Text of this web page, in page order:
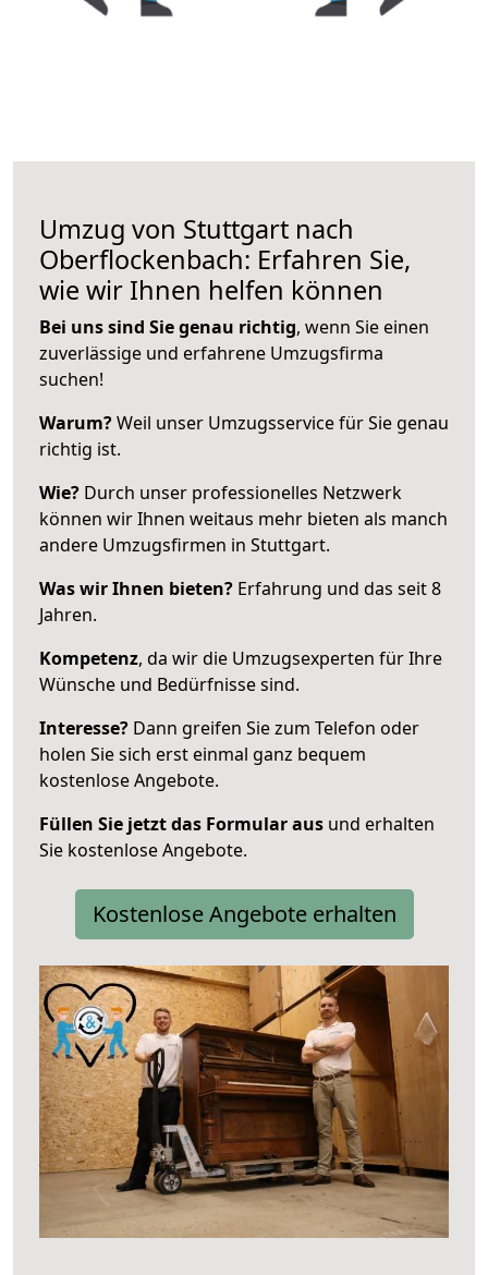
Umzug von Stuttgart nach
Oberflockenbach: Erfahren Sie,
wie wir Ihnen helfen können
Bei uns sind Sie genau richtig, wenn Sie einen
zuverlässige und erfahrene Umzugsfirma
suchen!
Warum?Weil unser Umzugsservice für Sie genau
richtig ist.
Wie? Durch unser professionelles Netzwerk
können wir Ihnen weitaus mehr bieten als manch
andere Umzugsfirmen in Stuttgart.
Was wir Ihnen bieten? Erfahrung und das seit 8
Jahren.
Kompetenz, da wir die Umzugsexperten für Ihre
Wünsche und Bedürfnisse sind.
Interesse? Dann greifen Sie zum Telefon oder
holen Sie sich erst einmal ganz bequem
kostenlose Angebote.
Füllen Sie jetzt das Formular aus und erhalten
Sie kostenlose Angebote.
Kostenlose Angebote erhalten